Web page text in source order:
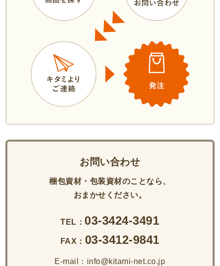
お問い合わせ
梱包資材・包装資材のことなら、
おまかせください。
TEL： 03-3424-3491
FAX： 03-3412-9841
E-mail：info@kitami-net.co.jp